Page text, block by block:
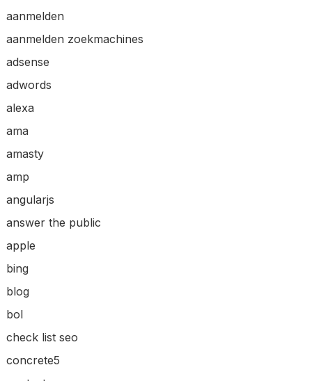
aanmelden
aanmelden zoekmachines
adsense
adwords
alexa
ama
amasty
amp
angularjs
answer the public
apple
bing
blog
bol
check list seo
concrete5